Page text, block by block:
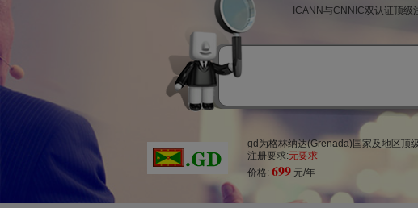
ICANN与CNNIC双认证顶级
gd为格林纳达(Grenada)国家及地区顶
注册要求:无要求
价格: 699 元/年